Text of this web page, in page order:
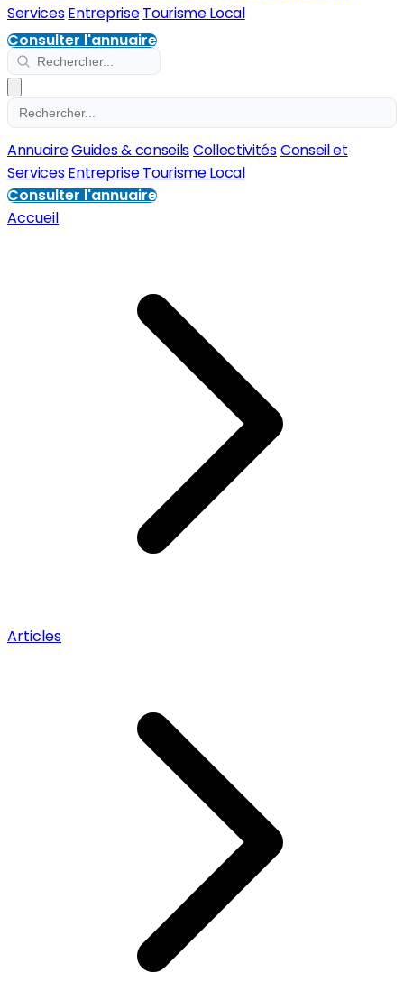
ServicesEntreprise Tourisme Local
Consulter l'annuaire
AnnuaireGuides & conseilsCollectivitésConseil et
ServicesEntreprise Tourisme Local
Consulter l'annuaire
Accueil
Articles